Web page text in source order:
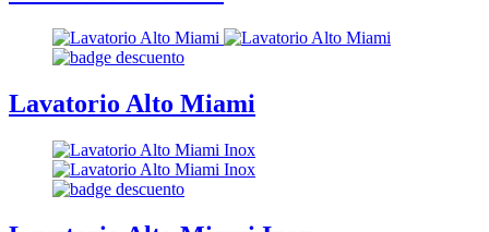
Lavatorio Alto Miami